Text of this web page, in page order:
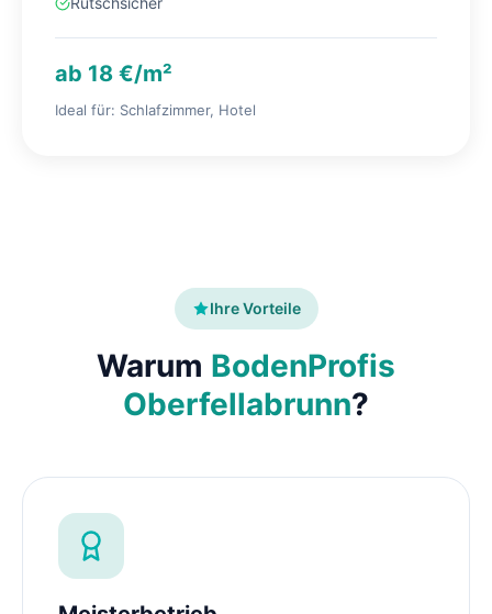
ab 18 €/m²
Ideal für: Schlafzimmer, Hotel
Ihre Vorteile
Warum BodenProfis
Oberfellabrunn?